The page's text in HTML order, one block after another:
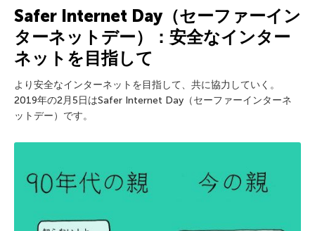
Safer Internet Day（セーファーイン
ターネットデー）：安全なインター
ネットを目指して
より安全なインターネットを目指して、共に協力していく。
2019年の2月5日はSafer Internet Day（セーファーインターネ
ットデー）です。